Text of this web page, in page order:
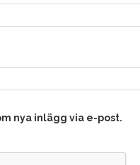
nya inlägg via e-post.